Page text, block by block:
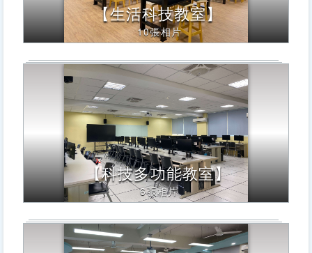
【生活科技教室】
10張相片
【科技多功能教室】
6張相片